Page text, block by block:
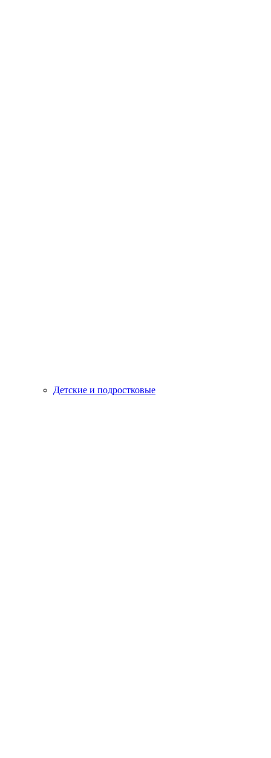
Детские и подростковые